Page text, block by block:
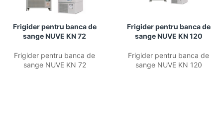
Frigider pentru banca de
sange NUVE KN 72
Frigider pentru banca de
sange NUVE KN 72
Frigider pentru banca de
sange NUVE KN 120
Frigider pentru banca de
sange NUVE KN 120